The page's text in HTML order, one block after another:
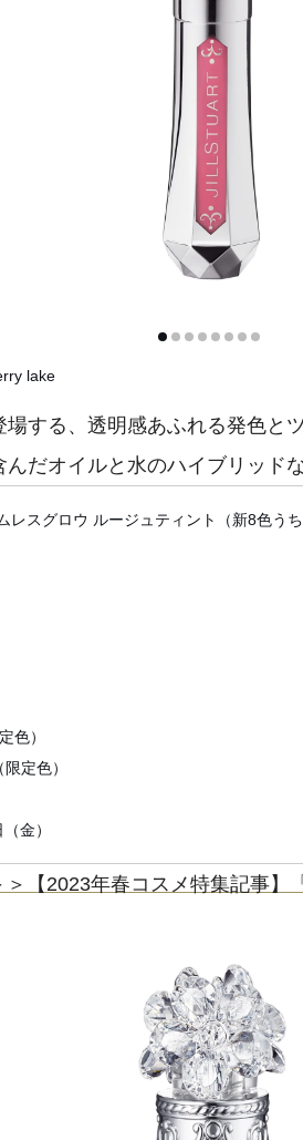
lake
する、透明感あふれる発色と
だオイルと水のハイブリッド
レスグロウ ルージュティント（新8色う
色）
定色）
金）
＞【2023年春コスメ特集記事】